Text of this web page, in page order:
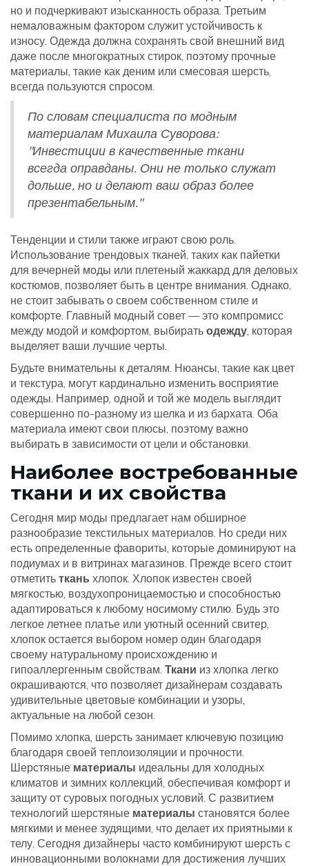
но и подчеркивают изысканность образа. Третьим
немаловажным фактором служит устойчивость к
износу. Одежда должна сохранять свой внешний вид
даже после многократных стирок, поэтому прочные
материалы, такие как деним или смесовая шерсть,
всегда пользуются спросом.
По словам специалиста по модным
материалам Михаила Суворова:
"Инвестиции в качественные ткани
всегда оправданы. Они не только служат
дольше, но и делают ваш образ более
презентабельным."
Тенденции и стили также играют свою роль.
Использование трендовых тканей, таких как пайетки
для вечерней моды или плетеный жаккард для деловых
костюмов, позволяет быть в центре внимания. Однако,
не стоит забывать о своем собственном стиле и
комфорте. Главный модный совет — это компромисс
между модой и комфортом, выбирать одежду, которая
выделяет ваши лучшие черты.
Будьте внимательны к деталям. Нюансы, такие как цвет
и текстура, могут кардинально изменить восприятие
одежды. Например, одной и той же модель выглядит
совершенно по-разному из шелка и из бархата. Оба
материала имеют свои плюсы, поэтому важно
выбирать в зависимости от цели и обстановки.
Наиболее востребованные
ткани и их свойства
Сегодня мир моды предлагает нам обширное
разнообразие текстильных материалов. Но среди них
есть определенные фавориты, которые доминируют на
подиумах и в витринах магазинов. Прежде всего стоит
отметить ткань хлопок. Хлопок известен своей
мягкостью, воздухопроницаемостью и способностью
адаптироваться к любому носимому стилю. Будь это
легкое летнее платье или уютный осенний свитер,
хлопок остается выбором номер один благодаря
своему натуральному происхождению и
гипоаллергенным свойствам. Ткани из хлопка легко
окрашиваются, что позволяет дизайнерам создавать
удивительные цветовые комбинации и узоры,
актуальные на любой сезон.
Помимо хлопка, шерсть занимает ключевую позицию
благодаря своей теплоизоляции и прочности.
Шерстяные материалы идеальны для холодных
климатов и зимних коллекций, обеспечивая комфорт и
защиту от суровых погодных условий. С развитием
технологий шерстяные материалы становятся более
мягкими и менее зудящими, что делает их приятными к
телу. Сегодня дизайнеры часто комбинируют шерсть с
инновационными волокнами для достижения лучших